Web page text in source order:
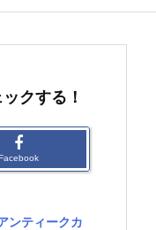
クする！
ンティークカ